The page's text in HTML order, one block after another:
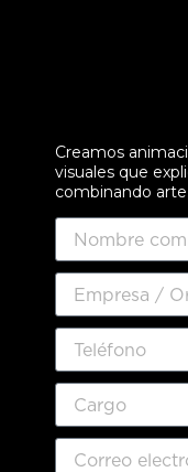
Creamos
visuales que
combinando